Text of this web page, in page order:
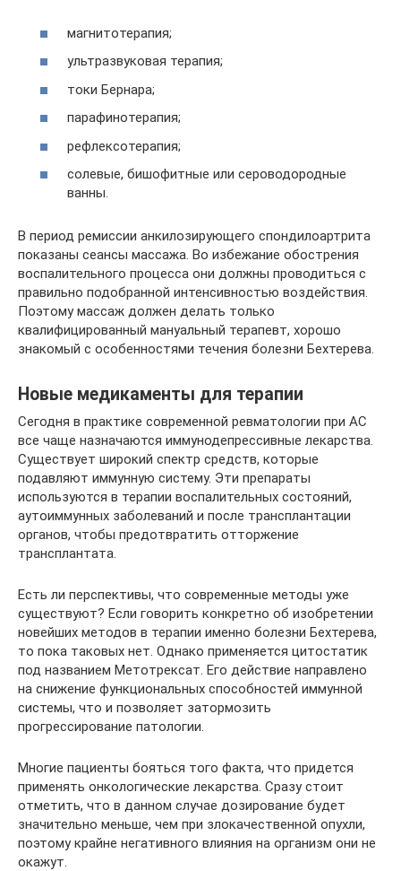
магнитотерапия;
ультразвуковая терапия;
токи Бернара;
парафинотерапия;
рефлексотерапия;
солевые, бишофитные или сероводородные
ванны.
В период ремиссии анкилозирующего спондилоартрита
показаны сеансы массажа. Во избежание обострения
воспалительного процесса они должны проводиться с
правильно подобранной интенсивностью воздействия.
Поэтому массаж должен делать только
квалифицированный мануальный терапевт, хорошо
знакомый с особенностями течения болезни Бехтерева.
Новые медикаменты для терапии
Сегодня в практике современной ревматологии при АС
все чаще назначаются иммунодепрессивные лекарства.
Существует широкий спектр средств, которые
подавляют иммунную систему. Эти препараты
используются в терапии воспалительных состояний,
аутоиммунных заболеваний и после трансплантации
органов, чтобы предотвратить отторжение
трансплантата.
Есть ли перспективы, что современные методы уже
существуют? Если говорить конкретно об изобретении
новейших методов в терапии именно болезни Бехтерева,
то пока таковых нет. Однако применяется цитостатик
под названием Метотрексат. Его действие направлено
на снижение функциональных способностей иммунной
системы, что и позволяет затормозить
прогрессирование патологии.
Многие пациенты бояться того факта, что придется
применять онкологические лекарства. Сразу стоит
отметить, что в данном случае дозирование будет
значительно меньше, чем при злокачественной опухли,
поэтому крайне негативного влияния на организм они не
окажут.